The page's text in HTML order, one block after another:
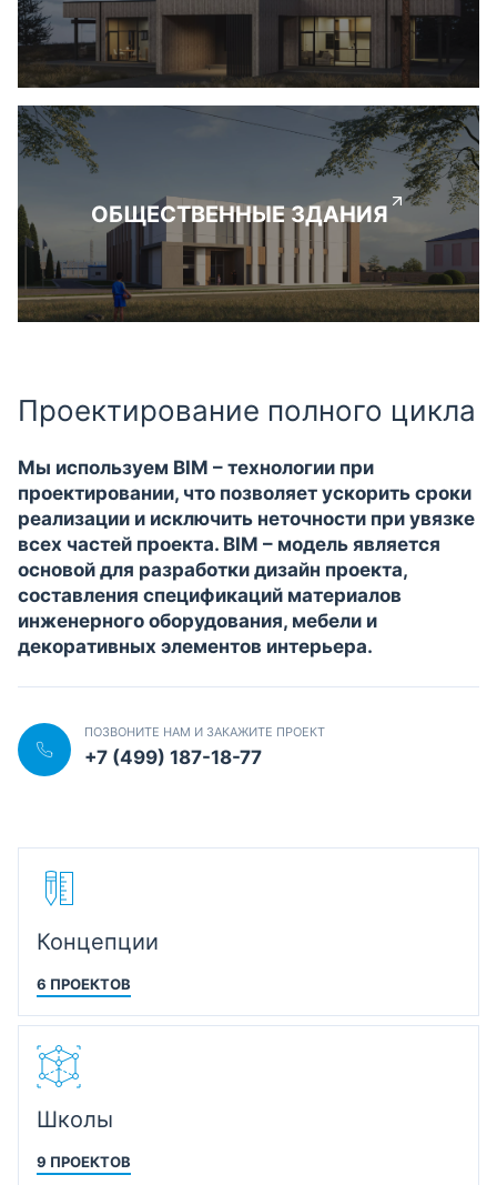
ОБЩЕСТВЕННЫЕ ЗДАНИЯ
Проектирование полного цикла
Мы используем BIM – технологии при
проектировании, что позволяет ускорить сроки
реализации и исключить неточности при увязке
всех частей проекта. BIM – модель является
основой для разработки дизайн проекта,
составления спецификаций материалов
инженерного оборудования, мебели и
декоративных элементов интерьера.
ПОЗВОНИТЕ НАМ И ЗАКАЖИТЕ ПРОЕКТ
+7 (499) 187-18-77
Концепции
6 ПРОЕКТОВ
Школы
9 ПРОЕКТОВ